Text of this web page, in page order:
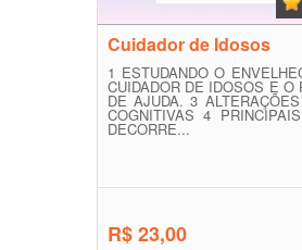
Cuidador de Idosos
1 ESTUDANDO O
CUIDADOR DE IDOSOS E O
DE AJUDA. 3
COGNITIVAS 4
DECORRE...
R$ 23,00